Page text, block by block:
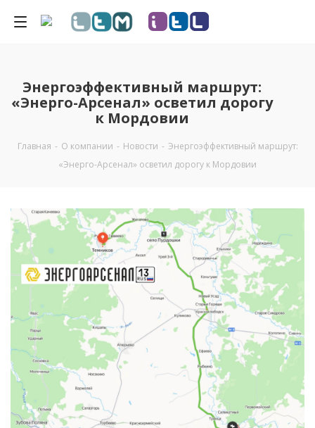
Энергоэффективный маршрут:
«Энерго-Арсенал» осветил дорогу
к Мордовии
Главная - О компании - Новости - Энергоэффективный маршрут:
«Энерго-Арсенал» осветил дорогу к Мордовии